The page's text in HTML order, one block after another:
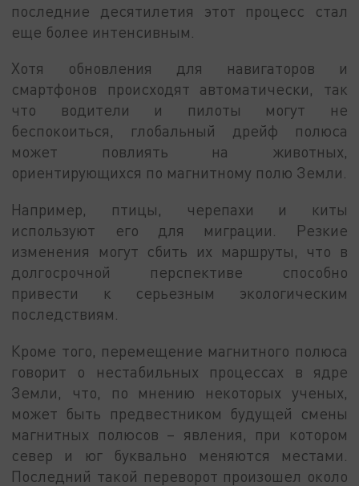
последние десятилетия этот процесс стал
еще более интенсивным.
Хотя обновления для навигаторов и
смартфонов происходят автоматически, так
что водители и пилоты могут не
беспокоиться, глобальный дрейф полюса
может повлиять на животных,
ориентирующихся по магнитному полю Земли.
Например, птицы, черепахи и киты
используют его для миграции. Резкие
изменения могут сбить их маршруты, что в
долгосрочной перспективе способно
привести к серьезным экологическим
последствиям.
Кроме того, перемещение магнитного полюса
говорит о нестабильных процессах в ядре
Земли, что, по мнению некоторых ученых,
может быть предвестником будущей смены
магнитных полюсов – явления, при котором
север и юг буквально меняются местами.
Последний такой переворот произошел около